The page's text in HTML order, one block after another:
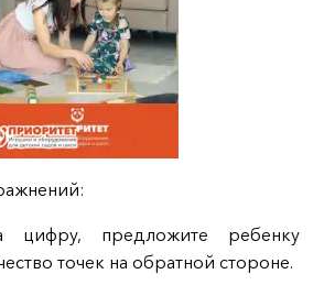
цифру, предложите ребенку
точек на обратной стороне.